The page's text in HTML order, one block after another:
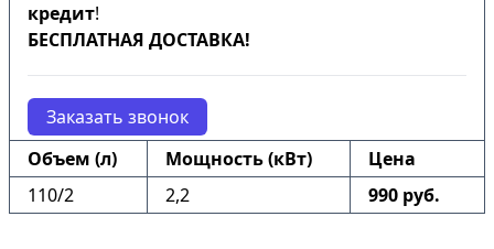
кредит!
БЕСПЛАТНАЯ ДОСТАВКА!
Заказать звонок
Объем (л)
Мощность (кВт)
Цена
110/2
2,2 990 руб.